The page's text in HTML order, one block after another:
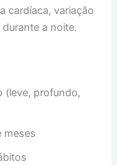
cardíaca, variação
a noite.
(leve, profundo,
meses